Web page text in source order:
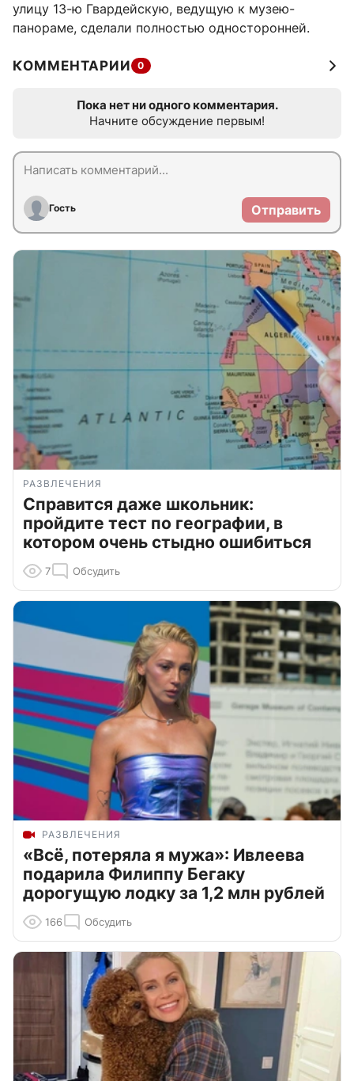
улицу 13-ю Гвардейскую, ведущую к музею-
панораме, сделали полностью односторонней.
КОММЕНТАРИИ 0
Пока нет ни одного комментария.
Начните обсуждение первым!
Гость Отправить
РАЗВЛЕЧЕНИЯ
Справится даже школьник:
пройдите тест по географии, в
котором очень стыдно ошибиться
7 Обсудить
РАЗВЛЕЧЕНИЯ
«Всё, потеряла я мужа»: Ивлеева
подарила Филиппу Бегаку
дорогущую лодку за 1,2 млн рублей
166 Обсудить